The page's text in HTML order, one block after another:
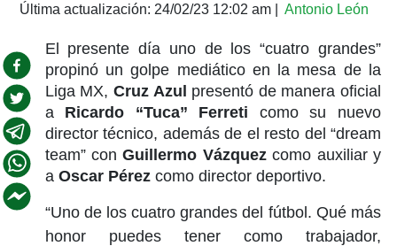
Última actualización: 24/02/23 12:02 am Antonio León
El presente día uno de los “cuatro grandes”
propinó un golpe mediático en la mesa de la
Liga MX, Cruz Azul presentó de manera oficial
a Ricardo “Tuca” Ferreti como su nuevo
director técnico, además de el resto del “dream
team” conGuillermo Vázquezcomo auxiliar y
a Oscar Pérez como director deportivo.
“Uno de los cuatro grandes del fútbol. Qué más
honor puedes tener como trabajador,